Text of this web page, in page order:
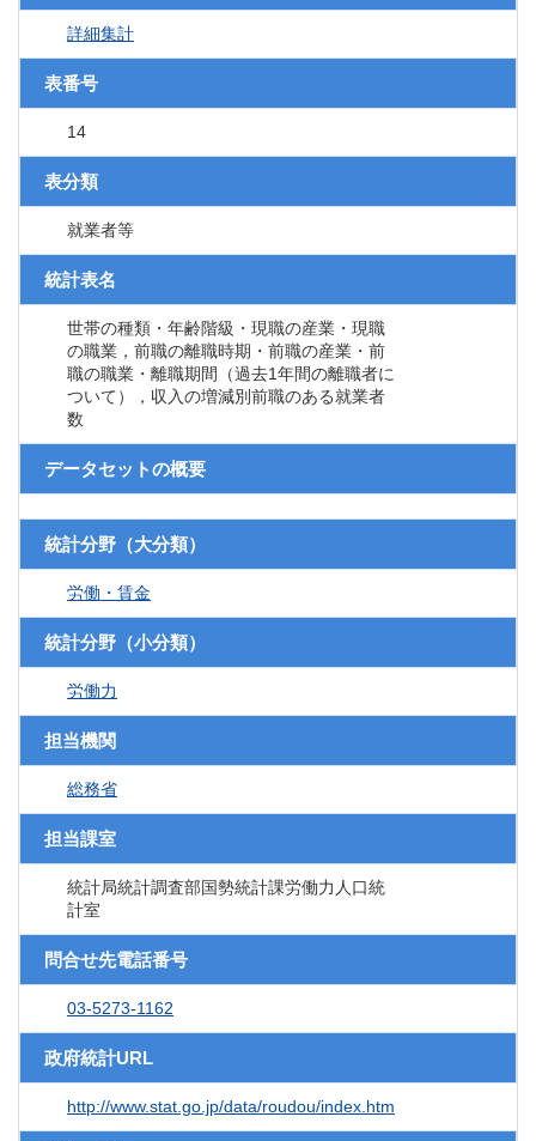
詳細集計
表番号
14
表分類
就業者等
統計表名
世帯の種類・年齢階級・現職の産業・現職
の職業，前職の離職時期・前職の産業・前
職の職業・離職期間（過去1年間の離職者に
ついて），収入の増減別前職のある就業者
数
データセットの概要
統計分野（大分類）
労働・賃金
統計分野（小分類）
労働力
担当機関
総務省
担当課室
統計局統計調査部国勢統計課労働力人口統
計室
問合せ先電話番号
03-5273-1162
政府統計URL
http://www.stat.go.jp/data/roudou/index.htm